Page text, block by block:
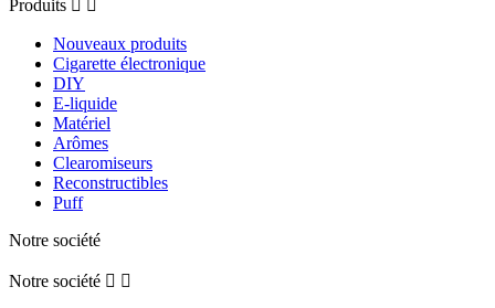
Produits  
Nouveaux produits
Cigarette électronique
DIY
E-liquide
Matériel
Arômes
Clearomiseurs
Reconstructibles
Puff
Notre société
Notre société  